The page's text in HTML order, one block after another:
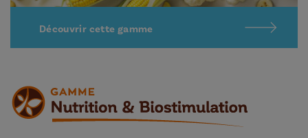
Découvrir cette gamme